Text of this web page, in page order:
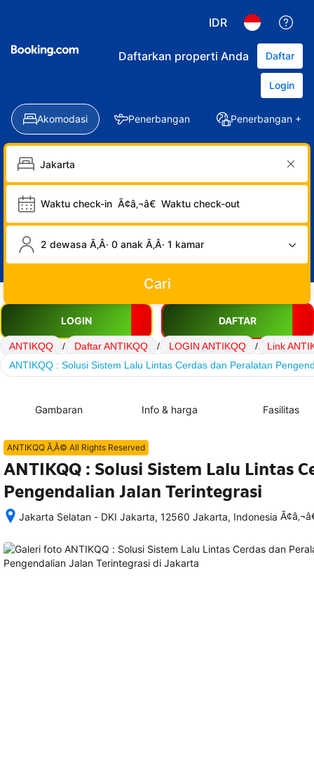
IDR
Daftarkan properti Anda Daftar
Login
Akomodasi Penerbangan Penerbangan +
Waktu check-in Ã¢â‚¬â€ Waktu check-out
2 dewasa Ã‚Â· 0 anak Ã‚Â· 1 kamar
Cari
LOGIN DAFTAR
ANTIKQQ / Daftar ANTIKQQ / LOGIN ANTIKQQ /
Link
ANTIKQQ : Solusi Sistem Lalu Lintas Cerdas dan Peralatan
Gambaran Info & harga Fasilitas
ANTIKQQ Ã‚Â© All Rights Reserved
ANTIKQQ : Solusi Sistem Lalu Lintas
Pengendalian Jalan Terintegrasi
Jakarta Selatan - DKI Jakarta, 12560 Jakarta, Indonesia
memesan,
semua
rincian